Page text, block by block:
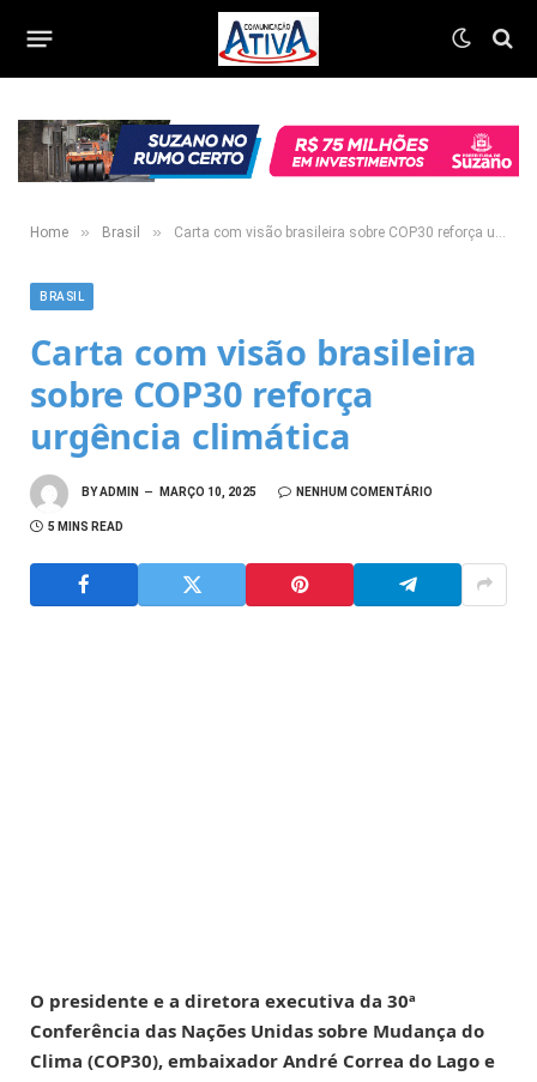
Home » Brasil » Carta com visão brasileira sobre COP30 reforça urgência climática
BRASIL
Carta com visão brasileira
sobre COP30 reforça
urgência climática
BYADMIN MARÇO 10, 2025 NENHUM COMENTÁRIO
5 MINS READ
O presidente e a diretora executiva da 30ª
Conferência das Nações Unidas sobre Mudança do
Clima (COP30), embaixador André Correa do Lago e